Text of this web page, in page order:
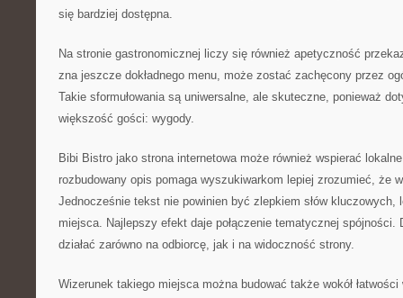
się bardziej dostępna.
Na stronie gastronomicznej liczy się również apetyczność
zna jeszcze dokładnego menu, może zostać zachęcony przez
Takie sformułowania są uniwersalne, ale skuteczne, ponieważ
większość gości: wygody.
Bibi Bistro jako strona internetowa może również wspierać
rozbudowany opis pomaga wyszukiwarkom lepiej zrozumieć, że
Jednocześnie tekst nie powinien być zlepkiem słów kluczowych,
miejsca. Najlepszy efekt daje połączenie tematycznej spójności.
działać zarówno na odbiorcę, jak i na widoczność strony.
Wizerunek takiego miejsca można budować także wokół